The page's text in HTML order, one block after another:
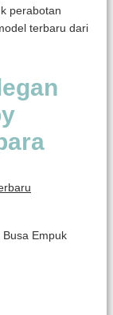
perabotan
terbaru dari
Empuk